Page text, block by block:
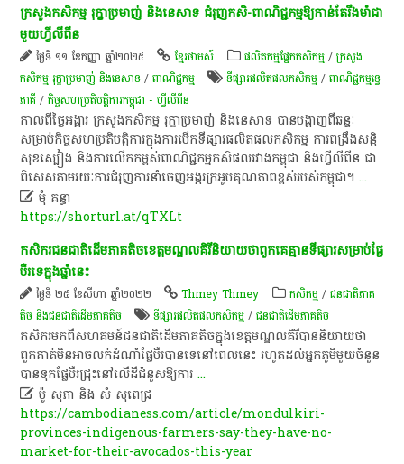
ក្រសួងកសិកម្ម រុក្ខាប្រមាញ់ និងនេសាទ ជំរុញកសិ-ពាណិជ្ជកម្មឱ្យកាន់តែរឹងមាំជា
មួយហ្វីលីពីន
ថ្ងៃទី ១១ ខែកញ្ញា ឆ្នាំ២០២៥ ខ្មែរថាមស៍ ​ផលិតកម្ម​ផ្នែក​កសិកម្ម​ /ក្រសួង
កសិកម្ម រុក្ខាប្រមាញ់ និងនេសាទ /ពាណិជ្ជកម្ម ទីផ្សារផលិតផលកសិកម្ម /ពាណិជ្ជកម្ម​ទ្វេ​
ភាគី​ /កិច្ចសហប្រតិបត្តិការកម្ពុជា - ហ្វីលីពីន
កាលពីថ្ងៃអង្គារ ក្រសួងកសិកម្ម រុក្ខាប្រមាញ់ និងនេសាទ បានបង្ហាញពីឆន្ទៈ
សម្រាប់កិច្ចសហប្រតិបត្តិការក្នុងការបើកទីផ្សារផលិតផលកសិកម្ម ការពង្រឹងសន្តិ
សុខស្បៀង និងការលើកកម្ពស់ពាណិជ្ជកម្មកសិផលរវាងកម្ពុជា និងហ្វីលីពីន ជា
ពិសេសតាមរយៈការជំរុញការនាំចេញអង្ករក្រអូបគុណភាពខ្ពស់របស់កម្ពុជា។...
 មុំ គន្ធា
https://shorturl.at/qTXLt
កសិករ​ជនជាតិ​ដើម​ភាគតិច​ខេត្តមណ្ឌលគិរី​និយាយ​ថា​ពួក​គេ​គ្មាន​ទីផ្សារ​សម្រាប់​ផ្លែ​
បឺ​រ​ទេ​ក្នុងឆ្នាំនេះ​
ថ្ងៃទី ២៥ ខែសីហា ឆ្នាំ២០២២ Thmey Thmey កសិកម្ម /ជនជាតិភាគ
តិច និងជនជាតិដើមភាគតិច
ទីផ្សារផលិតផលកសិកម្ម /​ជនជាតិ​ដើម​ភាគតិច​
​កសិករ​មក​ពី​សហគមន៍​ជនជាតិ​ដើម​ភាគតិច​ក្នុង​ខេត្តមណ្ឌលគិរី​បាន​និយាយ​ថា​
ពួក​គាត់​មិន​អាច​លក់​ដំណាំ​ផ្លែ​បឺ​របា​ន​ទេ​នៅ​ពេល​នេះ​ រហូត​ដល់​អ្នក​ភូមិ​មួយ​ចំនួន​
បាន​ទុក​ផ្លែ​បឺ​រ​ជ្រុះ​នៅ​លើ​ដី​ជំនួស​ឱ្យ​ការ...
 ប៉ូ សុភា និង សំ សុពេជ្រ
https://cambodianess.com/article/mondulkiri-
provinces-indigenous-farmers-say-they-have-no-
market-for-their-avocados-this-year